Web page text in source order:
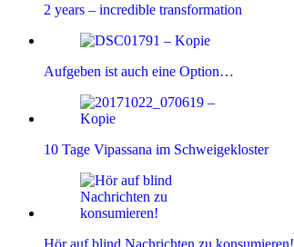
2 years – incredible transformation
Aufgeben ist auch eine Option…
10 Tage Vipassana im Schweigekloster
Hör auf blind Nachrichten zu konsumieren!